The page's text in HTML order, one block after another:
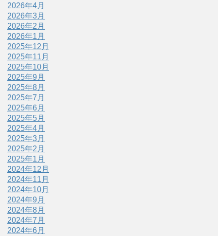
2026年4月
2026年3月
2026年2月
2026年1月
2025年12月
2025年11月
2025年10月
2025年9月
2025年8月
2025年7月
2025年6月
2025年5月
2025年4月
2025年3月
2025年2月
2025年1月
2024年12月
2024年11月
2024年10月
2024年9月
2024年8月
2024年7月
2024年6月